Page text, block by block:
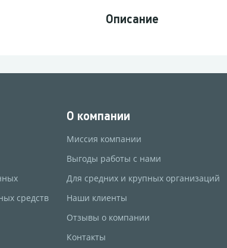
Описание
средств
О компании
Миссия компании
Выгоды работы с нами
Для средних и крупных организаций
Наши клиенты
Отзывы о компании
Контакты